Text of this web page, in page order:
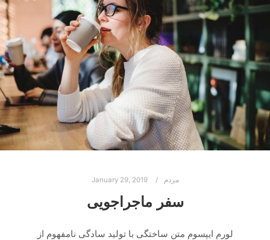
January 29, 2019 مردم
سفر ماجراجویی
لورم ایپسوم متن ساختگی با تولید سادگی نامفهوم از